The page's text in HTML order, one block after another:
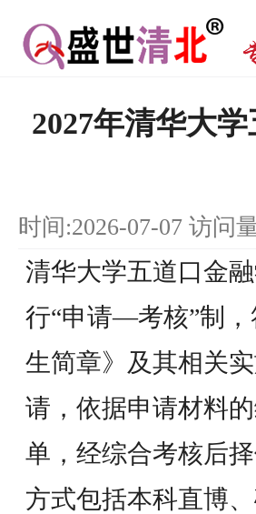
2027年清华大
时间:2026-07-07 访问
清华大学五道口金
行“申请—考核”制，
生简章》及其相关
请，依据申请材料
单，经综合考核后
方式包括本科直博